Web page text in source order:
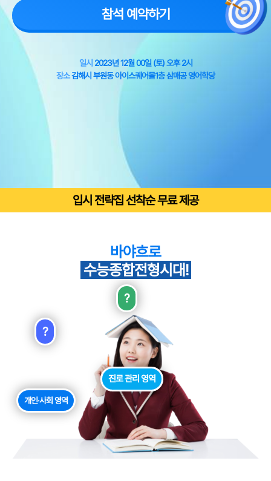
참석 예약하기
일시 2023년 12월 00일 (토) 오후 2시
장소김해시 부원동 아이스퀘어몰1층 삼매공 영어학당
입시 전략집 선착순 무료 제공
바야흐로
수능종합전형시대!
개인·사회 영역
진로 관리 영역
?
?